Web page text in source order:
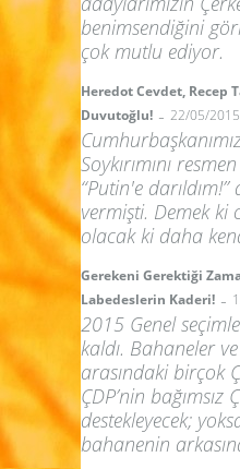
benimsendiğini
çok mutlu ediyor.
Heredot Cevdet, Recep
Duvutoğlu! - 22/05/2015
Soykırımını
“Putin'e darıldım!”
vermişti. Demek ki
olacak ki daha
Gerekeni Gerektiği
Labedeslerin Kaderi! -
2015 Genel
kaldı. Bahaneler
arasındaki birçok
ÇDP’nin bağımsız
destekleyecek;
bahanenin